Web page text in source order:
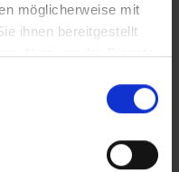
möglicherweise mit
ihnen bereitgestellt
Nutzung der Dienste
inbouwset kun je de
slangen na de
en beginnen met
maanden) vervang je
je de behuizing.